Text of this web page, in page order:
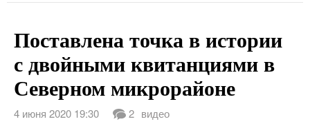
Поставлена точка в истории
с двойными квитанциями в
Северном микрорайоне
4 июня 2020 19:30 2 видео